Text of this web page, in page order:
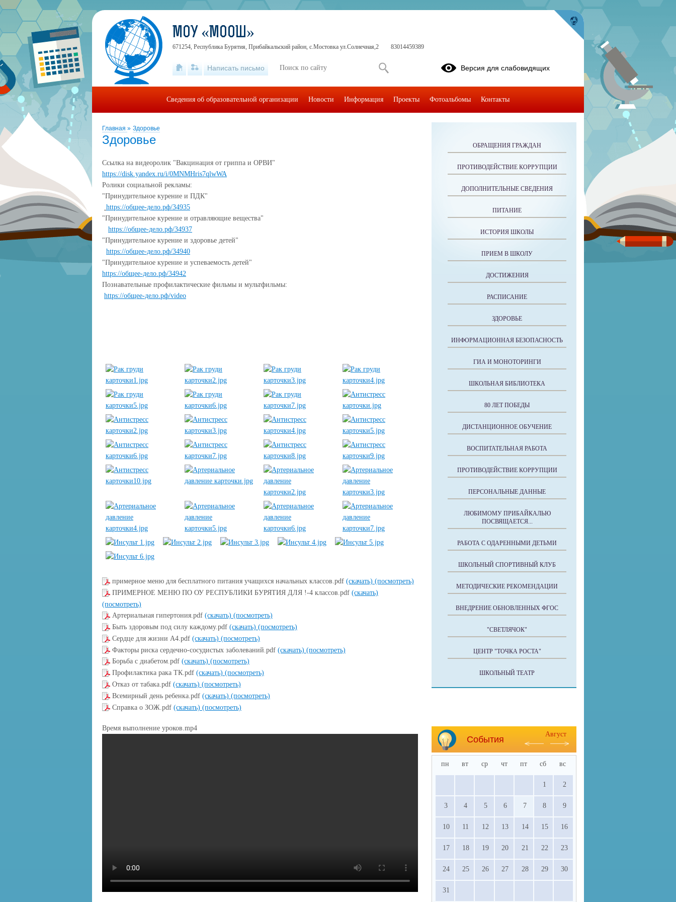
Главная » Здоровье
Здоровье
Ссылка на видеоролик "Вакцинация от гриппа и ОРВИ"
https://disk.yandex.ru/i/0MNMHris7qlwWA
Ролики социальной рекламы:
"Принудительное курение и ПДК"
https://общее-дело.рф/34935
"Принудительное курение и отравляющие вещества"
https://общее-дело.рф/34937
"Принудительное курение и здоровье детей"
https://общее-дело.рф/34940
"Принудительное курение и успеваемость детей"
https://общее-дело.рф/34942
Познавательные профилактические фильмы и мультфильмы:
https://общее-дело.рф/video
примерное меню для бесплатного питания учащихся начальных классов.pdf (скачать) (посмотреть)
ПРИМЕРНОЕ МЕНЮ ПО ОУ РЕСПУБЛИКИ БУРЯТИЯ ДЛЯ !-4 классов.pdf (скачать)
(посмотреть)
Артериальная гипертония.pdf (скачать) (посмотреть)
Быть здоровым под силу каждому.pdf (скачать) (посмотреть)
Сердце для жизни А4.pdf (скачать) (посмотреть)
Факторы риска сердечно-сосудистых заболеваний.pdf (скачать) (посмотреть)
Борьба с диабетом.pdf (скачать) (посмотреть)
Профилактика рака ТК.pdf (скачать) (посмотреть)
Отказ от табака.pdf (скачать) (посмотреть)
Всемирный день ребенка.pdf (скачать) (посмотреть)
Справка о ЗОЖ.pdf (скачать) (посмотреть)
Время выполнение уроков.mp4
ОБРАЩЕНИЯ ГРАЖДАН
ПРОТИВОДЕЙСТВИЕ КОРРУПЦИИ
ДОПОЛНИТЕЛЬНЫЕ СВЕДЕНИЯ
ПИТАНИЕ
ИСТОРИЯ ШКОЛЫ
ПРИЕМ В ШКОЛУ
ДОСТИЖЕНИЯ
РАСПИСАНИЕ
ЗДОРОВЬЕ
ИНФОРМАЦИОННАЯ БЕЗОПАСНОСТЬ
ГИА И МОНОТОРИНГИ
ШКОЛЬНАЯ БИБЛИОТЕКА
80 ЛЕТ ПОБЕДЫ
ДИСТАНЦИОННОЕ ОБУЧЕНИЕ
ВОСПИТАТЕЛЬНАЯ РАБОТА
ПРОТИВОДЕЙСТВИЕ КОРРУПЦИИ
ПЕРСОНАЛЬНЫЕ ДАННЫЕ
ЛЮБИМОМУ ПРИБАЙКАЛЬЮ
ПОСВЯЩАЕТСЯ...
РАБОТА С ОДАРЕННЫМИ ДЕТЬМИ
ШКОЛЬНЫЙ СПОРТИВНЫЙ КЛУБ
МЕТОДИЧЕСКИЕ РЕКОМЕНДАЦИИ
ВНЕДРЕНИЕ ОБНОВЛЕННЫХ ФГОС
"СВЕТЛЯЧОК"
ЦЕНТР "ТОЧКА РОСТА"
ШКОЛЬНЫЙ ТЕАТР
События
Август
пн вт ср чт пт сб вс
1 2
3 4 5 6 7 8 9
10 11 12 13 14 15 16
17 18 19 20 21 22 23
24 25 26 27 28 29 30
31
МОУ «МООШ»
671254, Республика Бурятия, Прибайкальский район, с.Мостовка ул.Солнечная,2 83014459389
Написать письмо Версия для слабовидящих
Сведения об образовательной организации Новости Информация Проекты Фотоальбомы Контакты